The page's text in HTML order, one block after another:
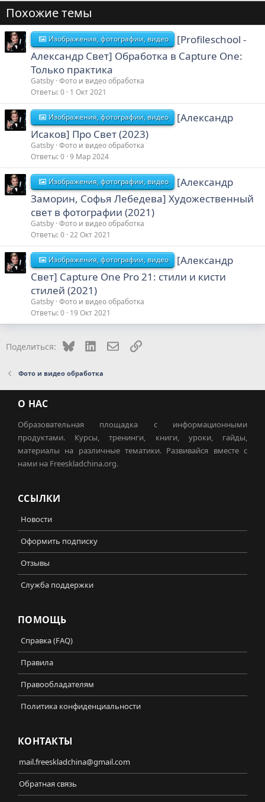
Похожие темы
Изображения, фотографии, видео
[Profileschool -
Александр Свет] Обработка в Capture One:
Только практика
Gatsby Фото и видео обработка
Ответы 0 1 Окт 2021
Изображения, фотографии, видео
[Александр
Исаков] Про Свет (2023)
Gatsby Фото и видео обработка
Ответы 0 9 Мар 2024
Изображения, фотографии, видео
[Александр
Заморин, Софья Лебедева] Художественный
свет в фотографии (2021)
Gatsby Фото и видео обработка
Ответы 0 22 Окт 2021
Изображения, фотографии, видео
[Александр
Свет] Capture One Pro 21: стили и кисти
стилей (2021)
Gatsby Фото и видео обработка
Ответы 0 19 Окт 2021
Поделиться: Bluesky LinkedInЭлектронная почта
Ссылка
Фото и видео обработка
О НАС
Образовательная площадка с информационными
продуктами. Курсы, тренинги, книги, уроки, гайды,
материалы на различные тематики. Развивайся вместе с
нами на Freeskladchina.org.
ССЫЛКИ
Новости
Оформить подписку
Отзывы
Служба поддержки
ПОМОЩЬ
Справка (FAQ)
Правила
Правообладателям
Политика конфиденциальности
КОНТАКТЫ
mail.freeskladchina@gmail.com
Обратная связь